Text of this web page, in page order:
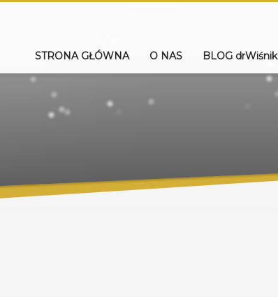
STRONA GŁÓWNA O NAS BLOG drWiśnik